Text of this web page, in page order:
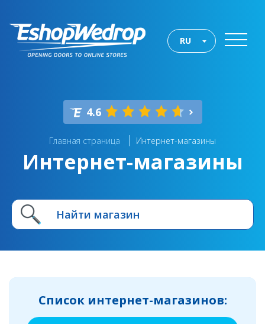
RU
4.6
Главная страница Интернет-магазины
Интернет-магазины
Список интернет-магазинов: